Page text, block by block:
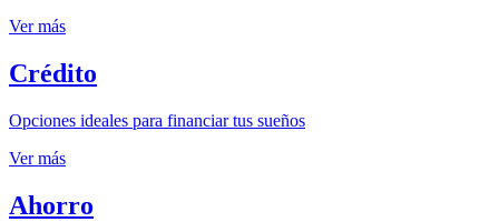
Ver más
Crédito
Opciones ideales para financiar tus sueños
Ver más
Ahorro